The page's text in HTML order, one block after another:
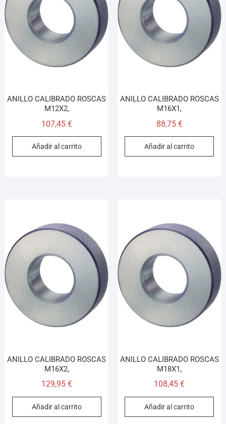
ANILLO CALIBRADO ROSCAS
M12X2,
107,45 €
Añadir al carrito
ANILLO CALIBRADO ROSCAS
M16X1,
88,75 €
Añadir al carrito
ANILLO CALIBRADO ROSCAS
M16X2,
129,95 €
Añadir al carrito
ANILLO CALIBRADO ROSCAS
M18X1,
108,45€
Añadir al carrito